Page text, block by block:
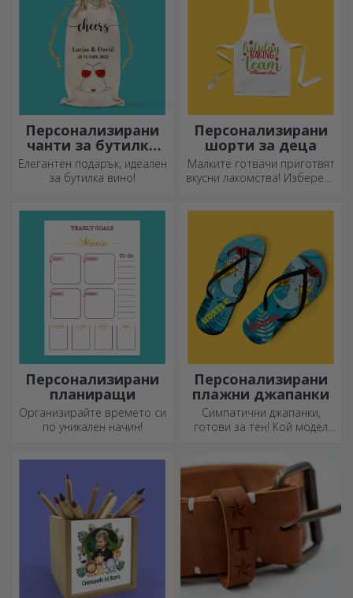
Персонализирани
чанти за бутилки
вино
Елегантен подарък, идеален
за бутилка вино!
Персонализирани
шорти за деца
Малките готвачи приготвят
вкусни лакомства! Изберете
кухнята!
Персонализирани
планиращи
Организирайте времето си
по уникален начин!
Персонализирани
плажни джапанки
Симпатични джапанки,
готови за тен! Кой модел